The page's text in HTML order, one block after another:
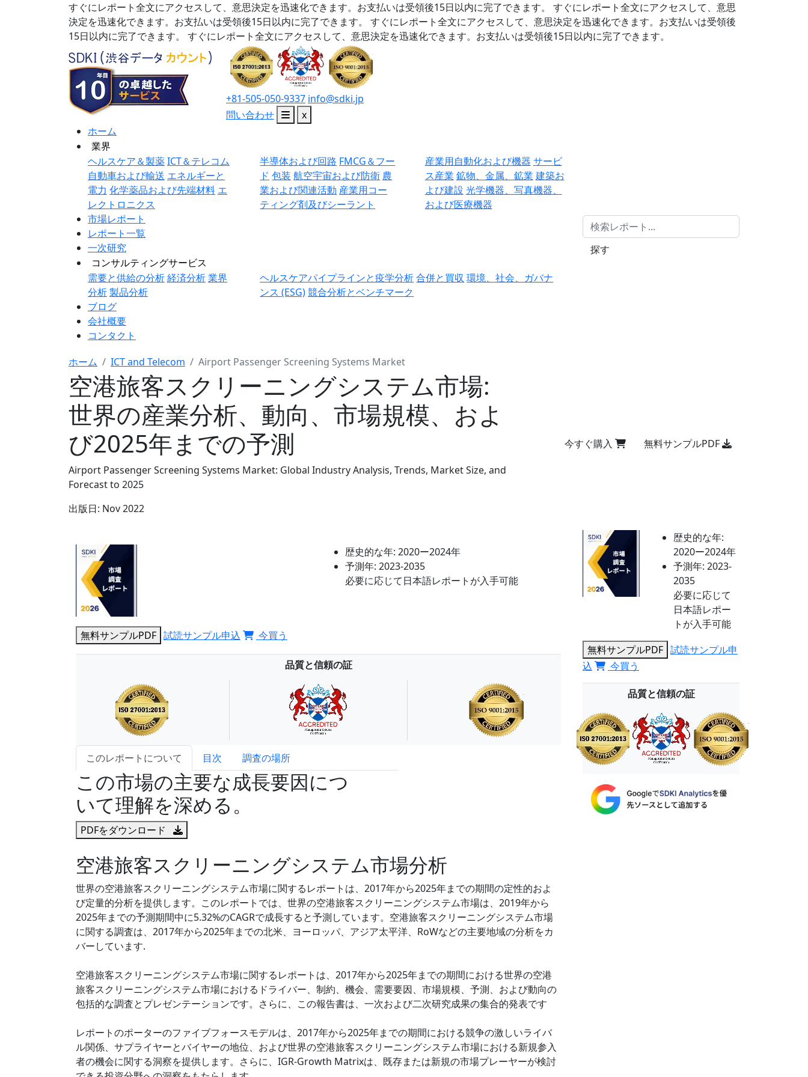
すぐにレポート全文にアクセスして、意思決定を迅速化できます。お支払いは受領後15日以内に完了できます。
すぐにレポート全文にアクセスして、意思
決定を迅速化できます。お支払いは受領後15日以内に完了できます。
すぐにレポート全文にアクセスして、意思決定を迅速化できます。お支払いは受領後
15日以内に完了できます。
すぐにレポート全文にアクセスして、意思決定を迅速化できます。お支払いは受領後15日以内に完了できます。
+81-505-050-9337 info@sdki.jp
問い合わせ
x
ホーム
業界
ヘルスケア＆製薬ICT＆テレコム
自動車および輸送 エネルギーと
電力 化学薬品および先端材料 エ
レクトロニクス
半導体および回路 FMCG＆フー
ド 包装 航空宇宙および防衛 農
業および関連活動 産業用コー
ティング剤及びシーラント
産業用自動化および機器 サービ
ス産業 鉱物、金属、鉱業 建築お
よび建設 光学機器、写真機器、
および医療機器
市場レポート
レポート一覧
一次研究
コンサルティングサービス
需要と供給の分析経済分析業界
分析製品分析
ヘルスケアパイプラインと疫学分析合併と買収 環境、社会、ガバナ
ンス (ESG)競合分析とベンチマーク
ブログ
会社概要
コンタクト
探す
ホーム ICT and Telecom Airport Passenger Screening Systems Market
空港旅客スクリーニングシステム市場:
世界の産業分析、動向、市場規模、およ
び2025年までの予測
Airport Passenger Screening Systems Market: Global Industry Analysis, Trends, Market Size, and
Forecast to 2025
出版日: Nov 2022
今すぐ購入 無料サンプルPDF
歴史的な年: 2020ー2024年
予測年: 2023-2035
必要に応じて日本語レポートが入手可能
無料サンプルPDF 試読サンプル申込 今買う
品質と信頼の証
このレポートについて 目次 調査の場所
この市場の主要な成長要因につ
いて理解を深める。
PDFをダウンロード
空港旅客スクリーニングシステム市場分析
世界の空港旅客スクリーニングシステム市場に関するレポートは、2017年から2025年までの期間の定性的およ
び定量的分析を提供します。このレポートでは、世界の空港旅客スクリーニングシステム市場は、2019年から
2025年までの予測期間中に5.32%のCAGRで成長すると予測しています。空港旅客スクリーニングシステム市場
に関する調査は、2017年から2025年までの北米、ヨーロッパ、アジア太平洋、RoWなどの主要地域の分析をカ
バーしています.
空港旅客スクリーニングシステム市場に関するレポートは、2017年から2025年までの期間における世界の空港
旅客スクリーニングシステム市場におけるドライバー、制約、機会、需要要因、市場規模、予測、および動向の
包括的な調査とプレゼンテーションです。さらに、この報告書は、一次および二次研究成果の集合的発表です
レポートのポーターのファイブフォースモデルは、2017年から2025年までの期間における競争の激しいライバ
ル関係、サプライヤーとバイヤーの地位、および世界の空港旅客スクリーニングシステム市場における新規参入
者の機会に関する洞察を提供します。さらに、IGR-Growth Matrixは、既存または新規の市場プレーヤーが検討
歴史的な年:
2020ー2024年
予測年: 2023-
2035
必要に応じて
日本語レポー
トが入手可能
無料サンプルPDF 試読サンプル申
込
今買う
品質と信頼の証